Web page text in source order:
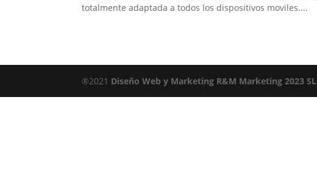
totalmente adaptada a todos los dispositivos moviles....
®2021 Diseño Web y Marketing R&M Marketing 2023 SL